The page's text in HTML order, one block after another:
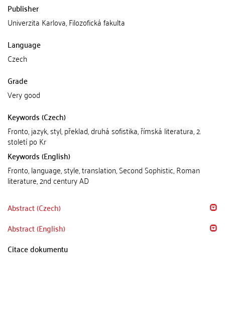
Publisher
Univerzita Karlova, Filozofická fakulta
Language
Czech
Grade
Very good
Keywords (Czech)
Fronto, jazyk, styl, překlad, druhá sofistika, římská literatura, 2.
století po Kr
Keywords (English)
Fronto, language, style, translation, Second Sophistic, Roman
literature, 2nd century AD
Abstract (Czech)
Abstract (English)
Citace dokumentu